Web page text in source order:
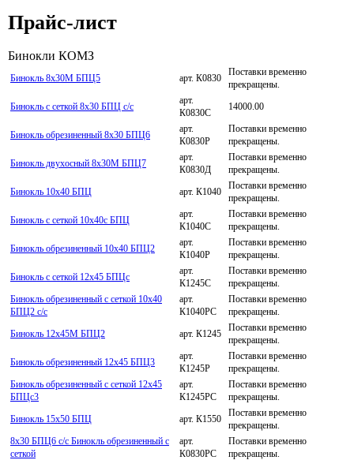
Прайс-лист
Бинокли КОМЗ
Бинокль 8х30М БПЦ5 арт. К0830
Поставки временно
прекращены.
Бинокль с сеткой 8х30 БПЦ с/c
арт.
К0830С
14000.00
Бинокль обрезиненный 8х30 БПЦ6
арт.
К0830Р
Поставки временно
прекращены.
Бинокль двухосный 8х30М БПЦ7
арт.
К0830Д
Поставки временно
прекращены.
Бинокль 10х40 БПЦ
арт. К1040
Поставки временно
прекращены.
Бинокль с сеткой 10х40с БПЦ
арт.
К1040С
Поставки временно
прекращены.
Бинокль обрезиненный 10х40 БПЦ2
арт.
К1040Р
Поставки временно
прекращены.
Бинокль с сеткой 12х45 БПЦc
арт.
К1245С
Поставки временно
прекращены.
Бинокль обрезиненный с сеткой 10х40
БПЦ2 c/с
арт.
К1040РС
Поставки временно
прекращены.
Бинокль 12х45М БПЦ2
арт. К1245
Поставки временно
прекращены.
Бинокль обрезиненный 12х45 БПЦ3
арт.
К1245Р
Поставки временно
прекращены.
Бинокль обрезиненный с сеткой 12х45
БПЦc3
арт.
К1245РС
Поставки временно
прекращены.
Бинокль 15х50 БПЦ
арт. К1550
Поставки временно
прекращены.
8х30 БПЦ6 c/c Бинокль обрезиненный с
сеткой
арт.
К0830РС
Поставки временно
прекращены.